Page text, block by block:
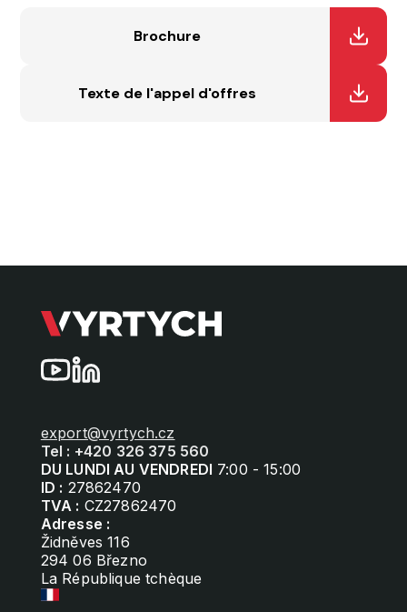
Brochure
Texte de l'appel d'offres
export@vyrtych.cz
Tel : +420 326 375 560
DU LUNDI AU VENDREDI 7:00 - 15:00
ID : 27862470
TVA : CZ27862470
Adresse :
Židněves 116
294 06 Březno
La République tchèque